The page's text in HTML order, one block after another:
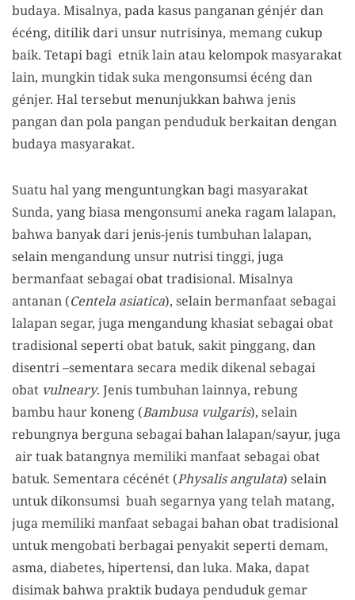
budaya. Misalnya, pada kasus panganan génjér dan
écéng, ditilik dari unsur nutrisinya, memang cukup
baik. Tetapi bagi etnik lain atau kelompok masyarakat
lain, mungkin tidak suka mengonsumsi écéng dan
génjer. Hal tersebut menunjukkan bahwa jenis
pangan dan pola pangan penduduk berkaitan dengan
budaya masyarakat.
Suatu hal yang menguntungkan bagi masyarakat
Sunda, yang biasa mengonsumi aneka ragam lalapan,
bahwa banyak dari jenis-jenis tumbuhan lalapan,
selain mengandung unsur nutrisi tinggi, juga
bermanfaat sebagai obat tradisional. Misalnya
antanan (Centela asiatica), selain bermanfaat sebagai
lalapan segar, juga mengandung khasiat sebagai obat
tradisional seperti obat batuk, sakit pinggang, dan
disentri –sementara secara medik dikenal sebagai
obat vulneary. Jenis tumbuhan lainnya, rebung
bambu haur koneng (Bambusa vulgaris), selain
rebungnya berguna sebagai bahan lalapan/sayur, juga
air tuak batangnya memiliki manfaat sebagai obat
batuk. Sementara cécénét (Physalis angulata) selain
untuk dikonsumsi buah segarnya yang telah matang,
juga memiliki manfaat sebagai bahan obat tradisional
untuk mengobati berbagai penyakit seperti demam,
asma, diabetes, hipertensi, dan luka. Maka, dapat
disimak bahwa praktik budaya penduduk gemar